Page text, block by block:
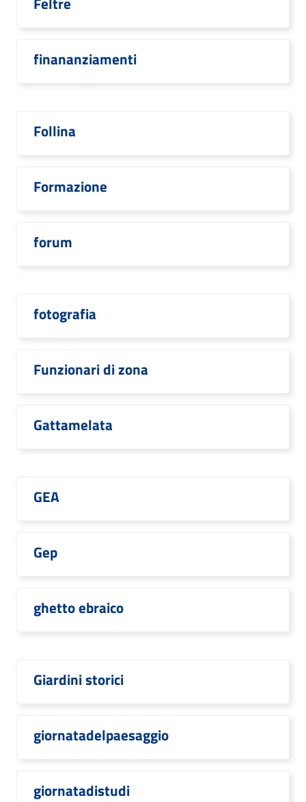
finananziamenti
Follina
Formazione
forum
fotografia
Funzionari di zona
Gattamelata
GEA
Gep
ghetto ebraico
Giardini storici
giornatadelpaesaggio
giornatadistudi